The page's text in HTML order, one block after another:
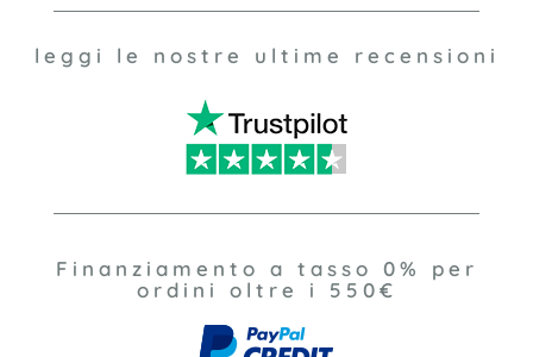
leggi le nostre ultime recensioni
Finanziamento a tasso 0% per
ordini oltre i 550€